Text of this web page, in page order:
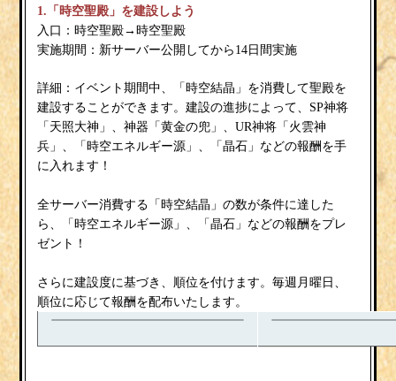
1.「時空聖殿」を建設しよう
入口：時空聖殿→時空聖殿
実施期間：新サーバー公開してから14日間実施
詳細：イベント期間中、「時空結晶」を消費して聖殿を
建設することができます。建設の進捗によって、SP神将
「天照大神」、神器「黄金の兜」、UR神将「火雲神
兵」、「時空エネルギー源」、「晶石」などの報酬を手
に入れます！
全サーバー消費する「時空結晶」の数が条件に達した
ら、「時空エネルギー源」、「晶石」などの報酬をプレ
ゼント！
さらに建設度に基づき、順位を付けます。毎週月曜日、
順位に応じて報酬を配布いたします。